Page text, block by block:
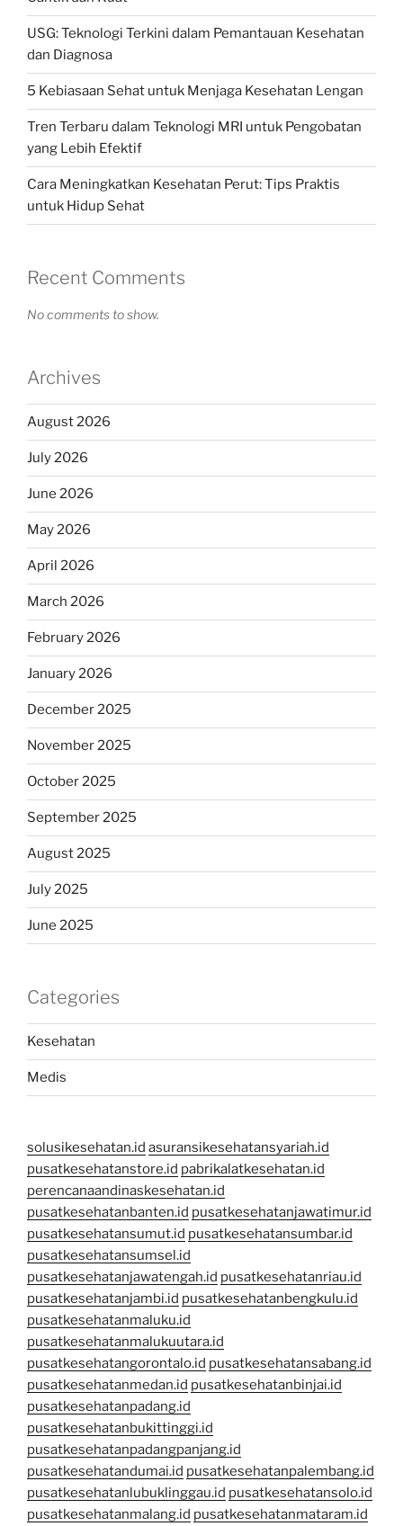
USG: Teknologi Terkini dalam Pemantauan Kesehatan
dan Diagnosa
5 Kebiasaan Sehat untuk Menjaga Kesehatan Lengan
Tren Terbaru dalam Teknologi MRI untuk Pengobatan
yang Lebih Efektif
Cara Meningkatkan Kesehatan Perut: Tips Praktis
untuk Hidup Sehat
Recent Comments
No comments to show.
Archives
August 2026
July 2026
June 2026
May 2026
April 2026
March 2026
February 2026
January 2026
December 2025
November 2025
October 2025
September 2025
August 2025
July 2025
June 2025
Categories
Kesehatan
Medis
solusikesehatan.id asuransikesehatansyariah.id
pusatkesehatanstore.id pabrikalatkesehatan.id
perencanaandinaskesehatan.id
pusatkesehatanbanten.id pusatkesehatanjawatimur.id
pusatkesehatansumut.id pusatkesehatansumbar.id
pusatkesehatansumsel.id
pusatkesehatanjawatengah.id pusatkesehatanriau.id
pusatkesehatanjambi.id pusatkesehatanbengkulu.id
pusatkesehatanmaluku.id
pusatkesehatanmalukuutara.id
pusatkesehatangorontalo.id pusatkesehatansabang.id
pusatkesehatanmedan.id pusatkesehatanbinjai.id
pusatkesehatanpadang.id
pusatkesehatanbukittinggi.id
pusatkesehatanpadangpanjang.id
pusatkesehatandumai.id pusatkesehatanpalembang.id
pusatkesehatanlubuklinggau.id pusatkesehatansolo.id
pusatkesehatanmalang.id pusatkesehatanmataram.id